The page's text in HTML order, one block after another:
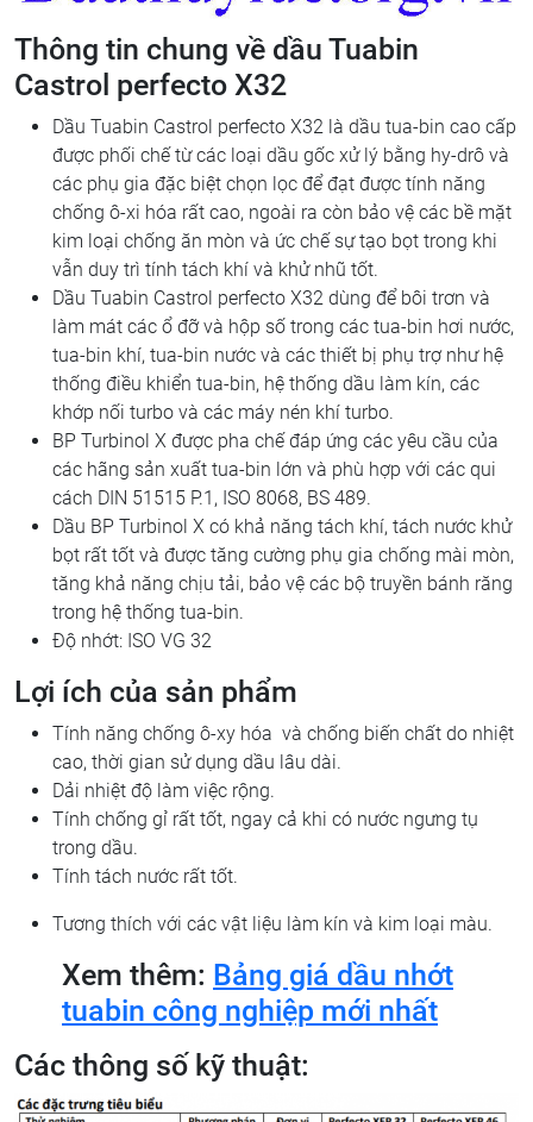
Thông tin chung về dầu Tuabin
Castrol perfecto X32
Dầu Tuabin Castrol perfecto X32 là dầu tua-bin cao cấp
được phối chế từ các loại dầu gốc xử lý bằng hy-drô và
các phụ gia đặc biệt chọn lọc để đạt được tính năng
chống ô-xi hóa rất cao, ngoài ra còn bảo vệ các bề mặt
kim loại chống ăn mòn và ức chế sự tạo bọt trong khi
vẫn duy trì tính tách khí và khử nhũ tốt.
Dầu Tuabin Castrol perfecto X32 dùng để bôi trơn và
làm mát các ổ đỡ và hộp số trong các tua-bin hơi nước,
tua-bin khí, tua-bin nước và các thiết bị phụ trợ như hệ
thống điều khiển tua-bin, hệ thống dầu làm kín, các
khớp nối turbo và các máy nén khí turbo.
BP Turbinol X được pha chế đáp ứng các yêu cầu của
các hãng sản xuất tua-bin lớn và phù hợp với các qui
cách DIN 51515 P.1, ISO 8068, BS 489.
Dầu BP Turbinol X có khả năng tách khí, tách nước khử
bọt rất tốt và được tăng cường phụ gia chống mài mòn,
tăng khả năng chịu tải, bảo vệ các bộ truyền bánh răng
trong hệ thống tua-bin.
Độ nhớt: ISO VG 32
Lợi ích của sản phẩm
Tính năng chống ô-xy hóa và chống biến chất do nhiệt
cao, thời gian sử dụng dầu lâu dài.
Dải nhiệt độ làm việc rộng.
Tính chống gỉ rất tốt, ngay cả khi có nước ngưng tụ
trong dầu.
Tính tách nước rất tốt.
Tương thích với các vật liệu làm kín và kim loại màu.
Xem thêm: Bảng giá dầu nhớt
tuabin công nghiệp mới nhất
Các thông số kỹ thuật: